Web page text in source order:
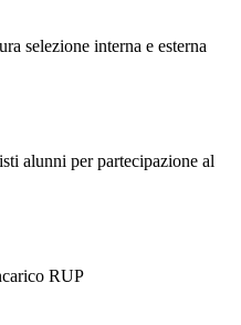
selezione interna e esterna
alunni per partecipazione al
RUP